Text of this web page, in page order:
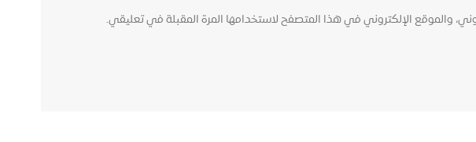
والموقع الإلكتروني في هذا المتصفح لاستخدامها المرة المقبلة في تعليقي.